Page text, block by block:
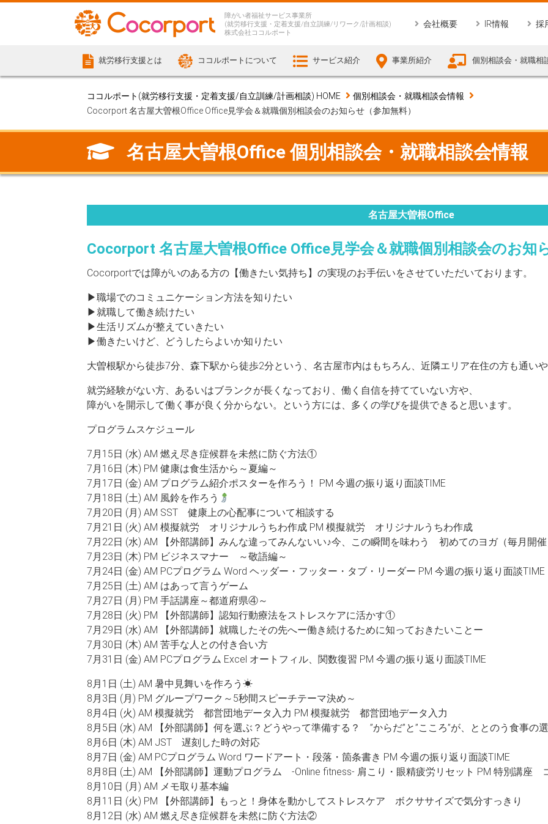
障がい者福祉サービス事業所
(就労移行支援・定着支援/自立訓練/リワーク/計画相談)
株式会社ココルポート
会社概要 IR情報 採
就労移行支援とは ココルポートについて サービス紹介 事業所紹介 個別相談会・就職相
ココルポート(就労移行支援・定着支援/自立訓練/計画相談) HOME
個別相談会・就職相談会情報
Cocorport 名古屋大曽根Office Office見学会＆就職個別相談会のお知らせ（参加無料）
名古屋大曽根Office 個別相談会・就職相談会情報
名古屋大曽根Office
Cocorport 名古屋大曽根Office Office見学会＆就職個別相談会のお知
Cocorportでは障がいのある方の【働きたい気持ち】の実現のお手伝いをさせていただいております。
▶職場でのコミュニケーション方法を知りたい
▶就職して働き続けたい
▶生活リズムが整えていきたい
▶働きたいけど、どうしたらよいか知りたい
大曽根駅から徒歩7分、森下駅から徒歩2分という、名古屋市内はもちろん、近隣エリア在住の方も通い
就労経験がない方、あるいはブランクが長くなっており、働く自信を持てていない方や、
障がいを開示して働く事が良く分からない。という方には、多くの学びを提供できると思います。
プログラムスケジュール
7月15日 (水) AM 燃え尽き症候群を未然に防ぐ方法①
7月16日 (木) PM 健康は食生活から～夏編～
7月17日 (金) AM プログラム紹介ポスターを作ろう！ PM 今週の振り返り面談TIME
7月18日 (土) AM 風鈴を作ろう
7月20日 (月) AM SST 健康上の心配事について相談する
7月21日 (火) AM 模擬就労 オリジナルうちわ作成 PM 模擬就労 オリジナルうちわ作成
7月22日 (水) AM 【外部講師】みんな違ってみんないい♪今、この瞬間を味わう 初めてのヨガ（毎月開催
7月23日 (木) PM ビジネスマナー ～敬語編～
7月24日 (金) AM PCプログラム Word ヘッダー・フッター・タブ・リーダー PM 今週の振り返り面談TIME
7月25日 (土) AM はあって言うゲーム
7月27日 (月) PM 手話講座～都道府県④～
7月28日 (火) PM 【外部講師】認知行動療法をストレスケアに活かす①
7月29日 (水) AM 【外部講師】就職したその先へー働き続けるために知っておきたいことー
7月30日 (木) AM 苦手な人との付き合い方
7月31日 (金) AM PCプログラム Excel オートフィル、関数復習 PM 今週の振り返り面談TIME
8月1日 (土) AM 暑中見舞いを作ろう☀
8月3日 (月) PM グループワーク～5秒間スピーチテーマ決め～
8月4日 (火) AM 模擬就労 都営団地データ入力 PM 模擬就労 都営団地データ入力
8月5日 (水) AM 【外部講師】何を選ぶ？どうやって準備する？ ”からだ”と”こころ”が、ととのう食事の
8月6日 (木) AM JST 遅刻した時の対応
8月7日 (金) AM PCプログラム Word ワードアート・段落・箇条書き PM 今週の振り返り面談TIME
8月8日 (土) AM 【外部講師】運動プログラム -Online fitness- 肩こり・眼精疲労リセット PM 特別講座
8月10日 (月) AM メモ取り基本編
8月11日 (火) PM 【外部講師】もっと！身体を動かしてストレスケア ボクササイズで気分すっきり
8月12日 (水) AM 燃え尽き症候群を未然に防ぐ方法②